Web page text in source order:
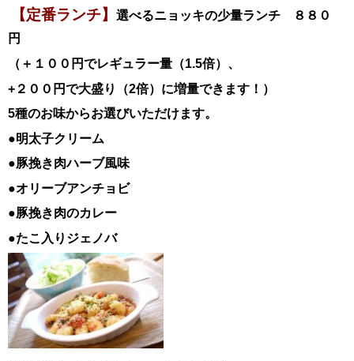
【定番ランチ】
選べるニョッキの少量ランチ ８８０
円
（＋１００円でレギュラー量（1.5倍）、
+２００円で大盛り（2倍）に増量できます！）
5種のお味からお選びいただけます。
●明太子クリーム
●豚挽き肉ハーブ風味
●オリーブアンチョビ
●豚挽き肉のカレー
●たこ入りジェノバ